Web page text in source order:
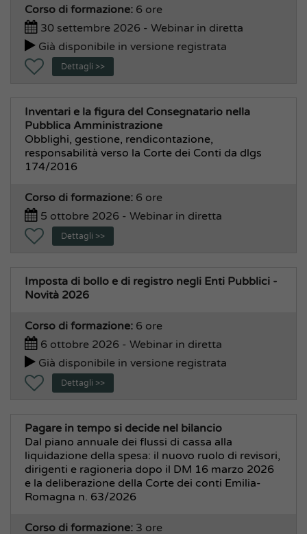
Personale e Organizzazione
Stipendi
Commercio, Polizia Amministrativa, Suap
Ecologia ed Ambiente
Espropriazioni
Patrimonio, Manutenzioni
Polizia Locale
Strade e Aree Pubbliche, Verde
Traffico, Mobilità, Viabilità
Corso di formazione: 6 ore
30 settembre 2026 - Webinar in diretta
Già disponibile in versione registrata
Dettagli >>
Inventari e la figura del Consegnatario nella
Pubblica Amministrazione
Obblighi, gestione, rendicontazione,
responsabilità verso la Corte dei Conti da dlgs
174/2016
Corso di formazione: 6 ore
5 ottobre 2026 - Webinar in diretta
Dettagli >>
Imposta di bollo e di registro negli Enti Pubblici -
Novità 2026
Corso di formazione: 6 ore
6 ottobre 2026 - Webinar in diretta
Già disponibile in versione registrata
Dettagli >>
Pagare in tempo si decide nel bilancio
Dal piano annuale dei flussi di cassa alla
liquidazione della spesa: il nuovo ruolo di revisori,
dirigenti e ragioneria dopo il DM 16 marzo 2026
e la deliberazione della Corte dei conti Emilia-
Romagna n. 63/2026
Corso di formazione: 3 ore